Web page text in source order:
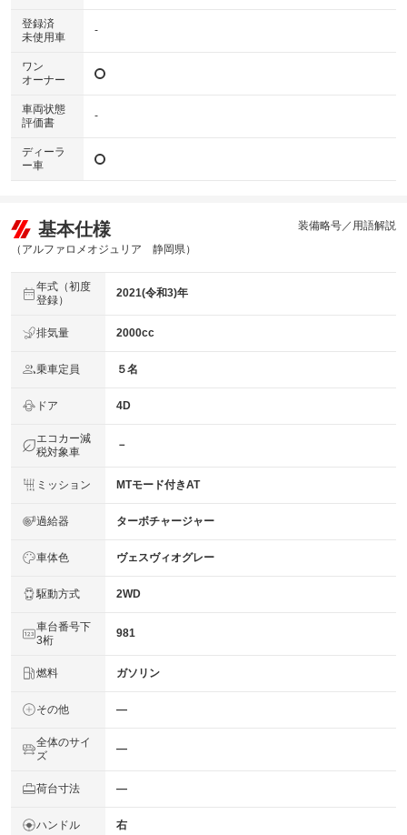
登録済
未使用車
-
ワン
オーナー
車両状態
評価書
-
ディーラ
ー車
基本仕様
（アルファロメオジュリア 静岡県）
装備略号／用語解説
年式（初度
登録）
2021(令和3)年
排気量 2000cc
乗車定員 ５名
ドア 4D
エコカー減
税対象車
－
ミッション MTモード付きAT
過給器 ターボチャージャー
車体色 ヴェスヴィオグレー
駆動方式 2WD
車台番号下
3桁
981
燃料 ガソリン
その他 ―
全体のサイ
ズ
―
荷台寸法 ―
ハンドル 右